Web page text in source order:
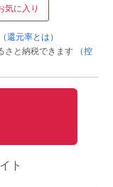
気に入り
（還元率とは）
さと納税できます
（控
ト